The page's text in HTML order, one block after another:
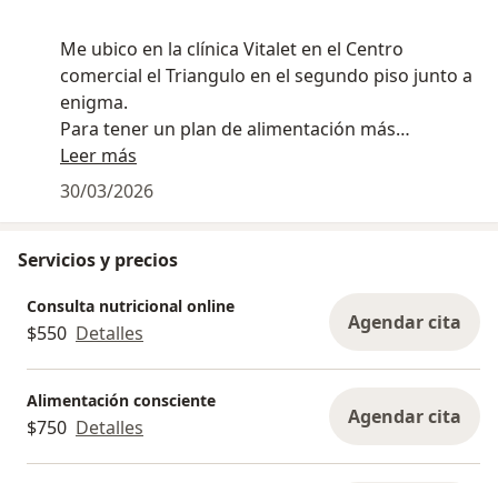
Me ubico en la clínica Vitalet en el Centro
comercial el Triangulo en el segundo piso junto a
enigma.
Para tener un plan de alimentación más
personalizado y ver desde raíz lo que no te
permite llegar a tus objetivos puedes realizarte
Leer más
30/03/2026
Servicios y precios
Consulta nutricional online
$550 Detalles Agendar cita
Alimentación consciente
$750 Detalles Agendar cita